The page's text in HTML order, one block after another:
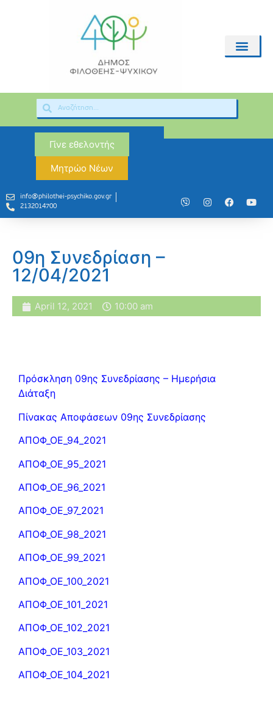
Γίνε εθελοντής
Μητρώο Νέων
info@philothei-psychiko.gov.gr
2132014700
09η Συνεδρίαση –
12/04/2021
April 12, 2021 10:00 am
Πρόσκληση 09ης Συνεδρίασης – Ημερήσια
Διάταξη
Πίνακας Αποφάσεων 09ης Συνεδρίασης
ΑΠΟΦ_ΟΕ_94_2021
ΑΠΟΦ_ΟΕ_95_2021
ΑΠΟΦ_ΟΕ_96_2021
ΑΠΟΦ_ΟΕ_97_2021
ΑΠΟΦ_ΟΕ_98_2021
ΑΠΟΦ_ΟΕ_99_2021
ΑΠΟΦ_ΟΕ_100_2021
ΑΠΟΦ_ΟΕ_101_2021
ΑΠΟΦ_ΟΕ_102_2021
ΑΠΟΦ_ΟΕ_103_2021
ΑΠΟΦ_ΟΕ_104_2021